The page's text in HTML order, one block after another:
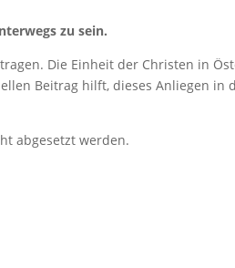
zu sein.
Die Einheit der Christen in
Beitrag hilft, dieses Anliegen in
abgesetzt werden.